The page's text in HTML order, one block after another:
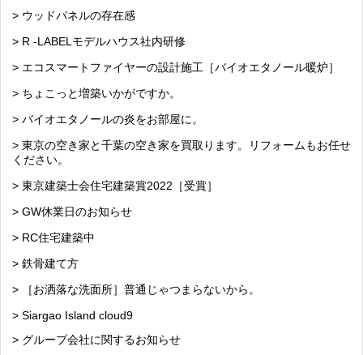
> ウッドパネルの存在感
> R -LABELモデルハウス社内研修
> エコスマートファイヤーの設計施工［バイオエタノール暖炉］
> ちょこっと増築いかがですか。
> バイオエタノールの炎をお部屋に。
> 東京の空き家と千葉の空き家を買取ります。リフォームもお任せ
ください。
> 東京建築士会住宅建築賞2022［受賞］
> GW休業日のお知らせ
> RC住宅建築中
> 鉄骨建て方
> ［お洒落な洗面所］普通じゃつまらないから。
> Siargao Island cloud9
> グループ会社に関するお知らせ